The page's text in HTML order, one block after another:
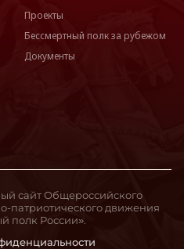
Проекты
Бессмертный полк за рубежом
Документы
сайт Общероссийского
патриотического движения
полк России».